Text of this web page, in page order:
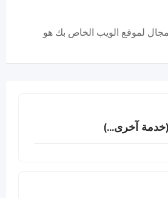
لموقع الويب الخاص بك هو
(خدمة آخرى...)